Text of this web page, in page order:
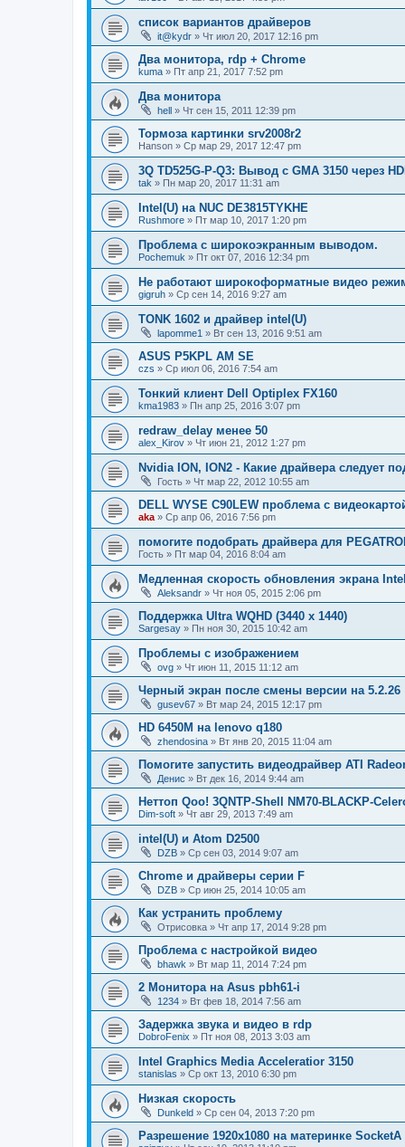
список вариантов драйверов
it@kydr » Чт июл 20, 2017 12:16 pm
Два монитора, rdp + Chrome
kuma » Пт апр 21, 2017 7:52 pm
Два монитора
hell » Чт сен 15, 2011 12:39 pm
Тормоза картинки srv2008r2
Hanson » Ср мар 29, 2017 12:47 pm
3Q TD525G-P-Q3: Вывод с GMA 3150 через
tak » Пн мар 20, 2017 11:31 am
Intel(U) на NUC DE3815TYKHE
Rushmore » Пт мар 10, 2017 1:20 pm
Проблема с широкоэкранным выводом.
Pochemuk » Пт окт 07, 2016 12:34 pm
Не работают широкоформатные видео
gigruh » Ср сен 14, 2016 9:27 am
TONK 1602 и драйвер intel(U)
lapomme1 » Вт сен 13, 2016 9:51 am
ASUS P5KPL AM SE
czs » Ср июл 06, 2016 7:54 am
Тонкий клиент Dell Optiplex FX160
kma1983 » Пн апр 25, 2016 3:07 pm
redraw_delay менее 50
alex_Kirov » Чт июн 21, 2012 1:27 pm
Nvidia ION, ION2 - Какие драйвера следует
Гость » Чт мар 22, 2012 10:55 am
DELL WYSE C90LEW проблема с
aka » Ср апр 06, 2016 7:56 pm
помогите подобрать драйвера для
Гость » Пт мар 04, 2016 8:04 am
Медленная скорость обновления экрана
Aleksandr » Чт ноя 05, 2015 2:06 pm
Поддержка Ultra WQHD (3440 x 1440)
Sargesay » Пн ноя 30, 2015 10:42 am
Проблемы с изображением
ovg » Чт июн 11, 2015 11:12 am
Черный экран после смены версии на 5.2.26
gusev67 » Вт мар 24, 2015 12:17 pm
HD 6450M на lenovo q180
zhendosina » Вт янв 20, 2015 11:04 am
Помогите запустить видеодрайвер ATI
Денис » Вт дек 16, 2014 9:44 am
Неттоп Qoo! 3QNTP-Shell NM70-BLACKP-
Dim-soft » Чт авг 29, 2013 7:49 am
intel(U) и Atom D2500
DZB » Ср сен 03, 2014 9:07 am
Chrome и драйверы серии F
DZB » Ср июн 25, 2014 10:05 am
Как устранить проблему
Отрисовка » Чт апр 17, 2014 9:28 pm
Проблема с настройкой видео
bhawk » Вт мар 11, 2014 7:24 pm
2 Монитора на Asus pbh61-i
1234 » Вт фев 18, 2014 7:56 am
Задержка звука и видео в rdp
DobroFenix » Пт ноя 08, 2013 3:03 am
Intel Graphics Media Acceleratior 3150
stanislas » Ср окт 13, 2010 6:30 pm
Низкая скорость
Dunkeld » Ср сен 04, 2013 7:20 pm
Разрешение 1920х1080 на материнке SocketA